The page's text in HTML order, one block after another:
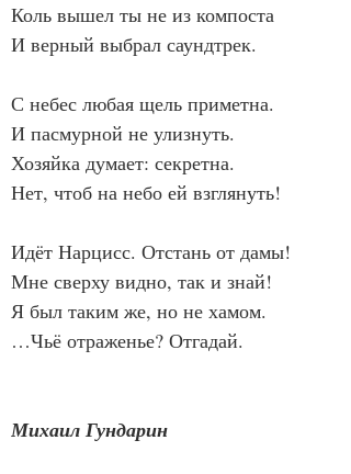
Коль вышел ты не из компоста
И верный выбрал саундтрек.
С небес любая щель приметна.
И пасмурной не улизнуть.
Хозяйка думает: секретна.
Нет, чтоб на небо ей взглянуть!
Идёт Нарцисс. Отстань от дамы!
Мне сверху видно, так и знай!
Я был таким же, но не хамом.
…Чьё отраженье? Отгадай.
Михаил Гундарин